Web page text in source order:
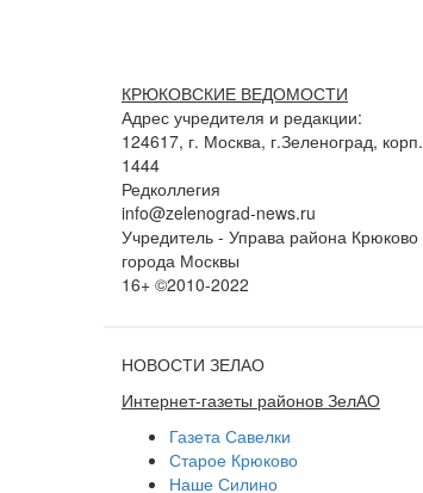
КРЮКОВСКИЕ ВЕДОМОСТИ
Адрес учредителя и редакции:
124617, г. Москва, г.Зеленоград, корп.
1444
Редколлегия
info@zelenograd-news.ru
Учредитель - Управа района Крюково
города Москвы
16+ ©2010-2022
НОВОСТИ ЗЕЛАО
Интернет-газеты районов ЗелАО
Газета Савелки
Старое Крюково
Наше Силино